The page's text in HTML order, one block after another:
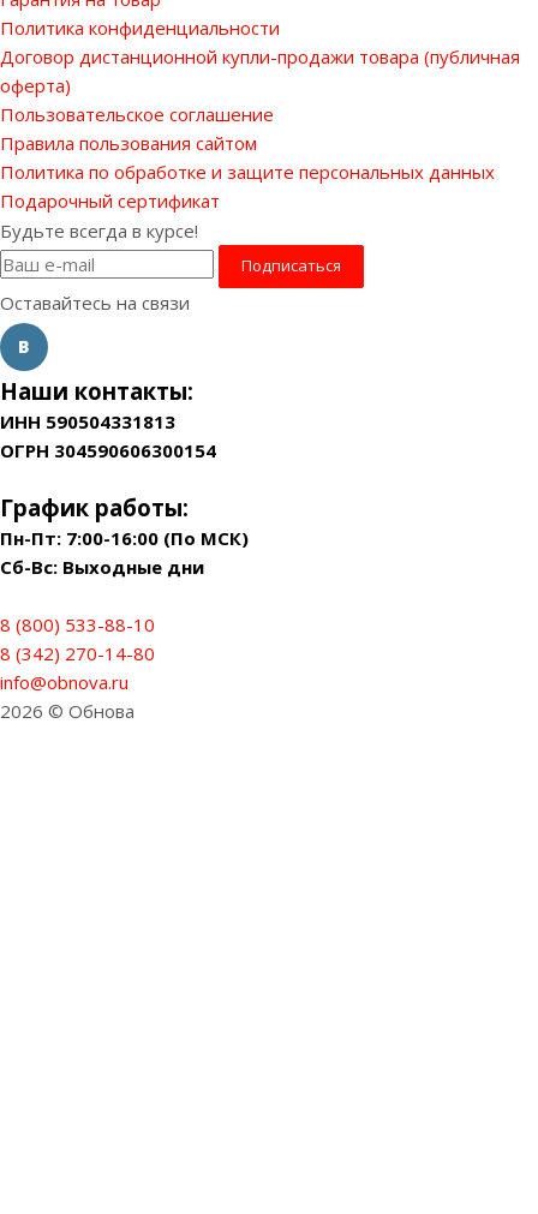
Политика конфиденциальности
Договор дистанционной купли-продажи товара (публичная
оферта)
Пользовательское соглашение
Правила пользования сайтом
Политика по обработке и защите персональных данных
Подарочный сертификат
Будьте всегда в курсе!
Оставайтесь на связи
Наши контакты:
ИНН 590504331813
ОГРН 304590606300154
График работы:
Пн-Пт: 7:00-16:00 (По МСК)
Сб-Вс: Выходные дни
8 (800) 533-88-10
8 (342) 270-14-80
info@obnova.ru
2026 © Обнова